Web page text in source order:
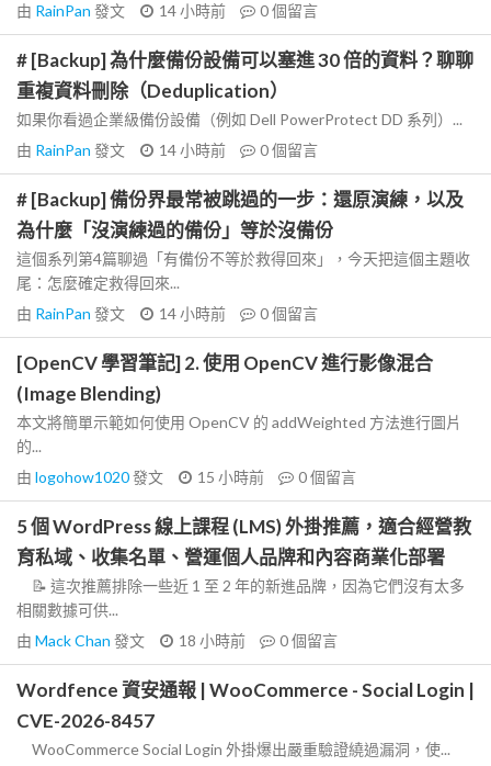
由 RainPan 發文 14 小時前 0個留言
# [Backup] 為什麼備份設備可以塞進 30 倍的資料？聊聊
重複資料刪除（Deduplication）
如果你看過企業級備份設備（例如 Dell PowerProtect DD 系列）...
由 RainPan 發文 14 小時前 0個留言
# [Backup] 備份界最常被跳過的一步：還原演練，以及
為什麼「沒演練過的備份」等於沒備份
這個系列第4篇聊過「有備份不等於救得回來」，今天把這個主題收
尾：怎麼確定救得回來...
由 RainPan 發文 14 小時前 0個留言
[OpenCV 學習筆記] 2. 使用 OpenCV 進行影像混合
(Image Blending)
本文將簡單示範如何使用 OpenCV 的 addWeighted 方法進行圖片
的...
由 logohow1020發文 15 小時前 0個留言
5 個 WordPress 線上課程 (LMS) 外掛推薦，適合經營教
育私域、收集名單、營運個人品牌和內容商業化部署
📝 這次推薦排除一些近 1 至 2 年的新進品牌，因為它們沒有太多
相關數據可供...
由 Mack Chan 發文 18 小時前 0個留言
Wordfence 資安通報 | WooCommerce - Social Login |
CVE-2026-8457
WooCommerce Social Login 外掛爆出嚴重驗證繞過漏洞，使...